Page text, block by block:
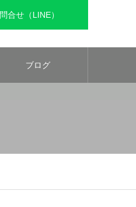
問合せ（LINE）
ブログ